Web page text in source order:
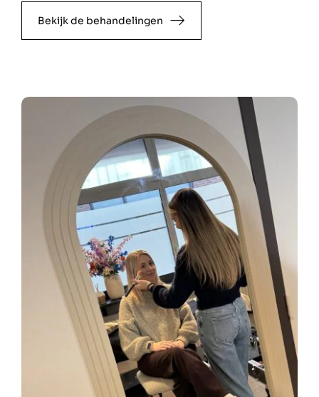
Bekijk de behandelingen